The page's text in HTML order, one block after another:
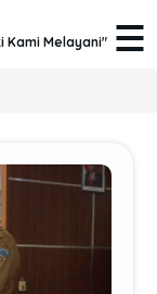
Kami Melayani"